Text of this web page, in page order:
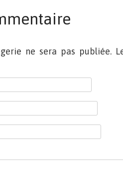
ne sera pas publiée.